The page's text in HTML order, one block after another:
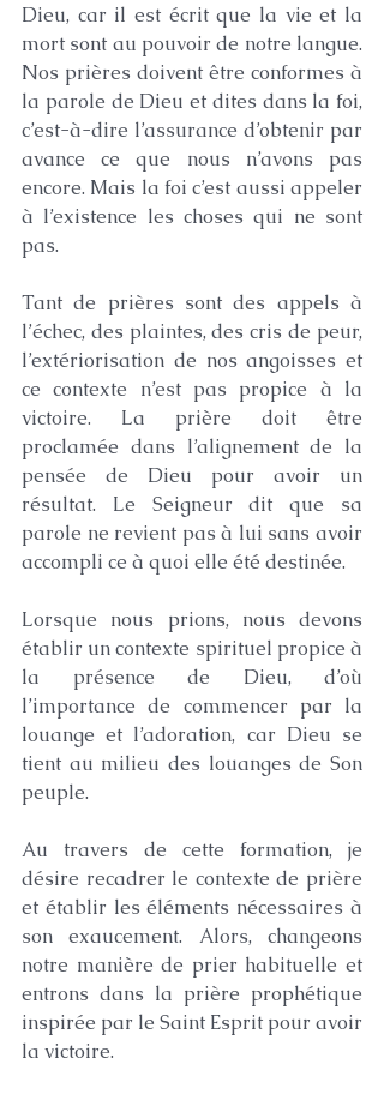
Dieu, car il est écrit que la vie et la
mort sont au pouvoir de notre langue.
Nos prières doivent être conformes à
la parole de Dieu et dites dans la foi,
c’est-à-dire l’assurance d’obtenir par
avance ce que nous n’avons pas
encore. Mais la foi c’est aussi appeler
à l’existence les choses qui ne sont
pas.
Tant de prières sont des appels à
l’échec, des plaintes, des cris de peur,
l’extériorisation de nos angoisses et
ce contexte n’est pas propice à la
victoire. La prière doit être
proclamée dans l’alignement de la
pensée de Dieu pour avoir un
résultat. Le Seigneur dit que sa
parole ne revient pas à lui sans avoir
accompli ce à quoi elle été destinée.
Lorsque nous prions, nous devons
établir un contexte spirituel propice à
la présence de Dieu, d’où
l’importance de commencer par la
louange et l’adoration, car Dieu se
tient au milieu des louanges de Son
peuple.
Au travers de cette formation, je
désire recadrer le contexte de prière
et établir les éléments nécessaires à
son exaucement. Alors, changeons
notre manière de prier habituelle et
entrons dans la prière prophétique
inspirée par le Saint Esprit pour avoir
la victoire.